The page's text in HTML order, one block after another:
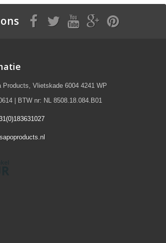
Products, Vlietskade 6004 4241 WP
| BTW nr: NL 8508.18.084.B01